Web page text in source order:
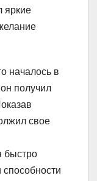
яркие
началось в
получил
свое
быстро
способности